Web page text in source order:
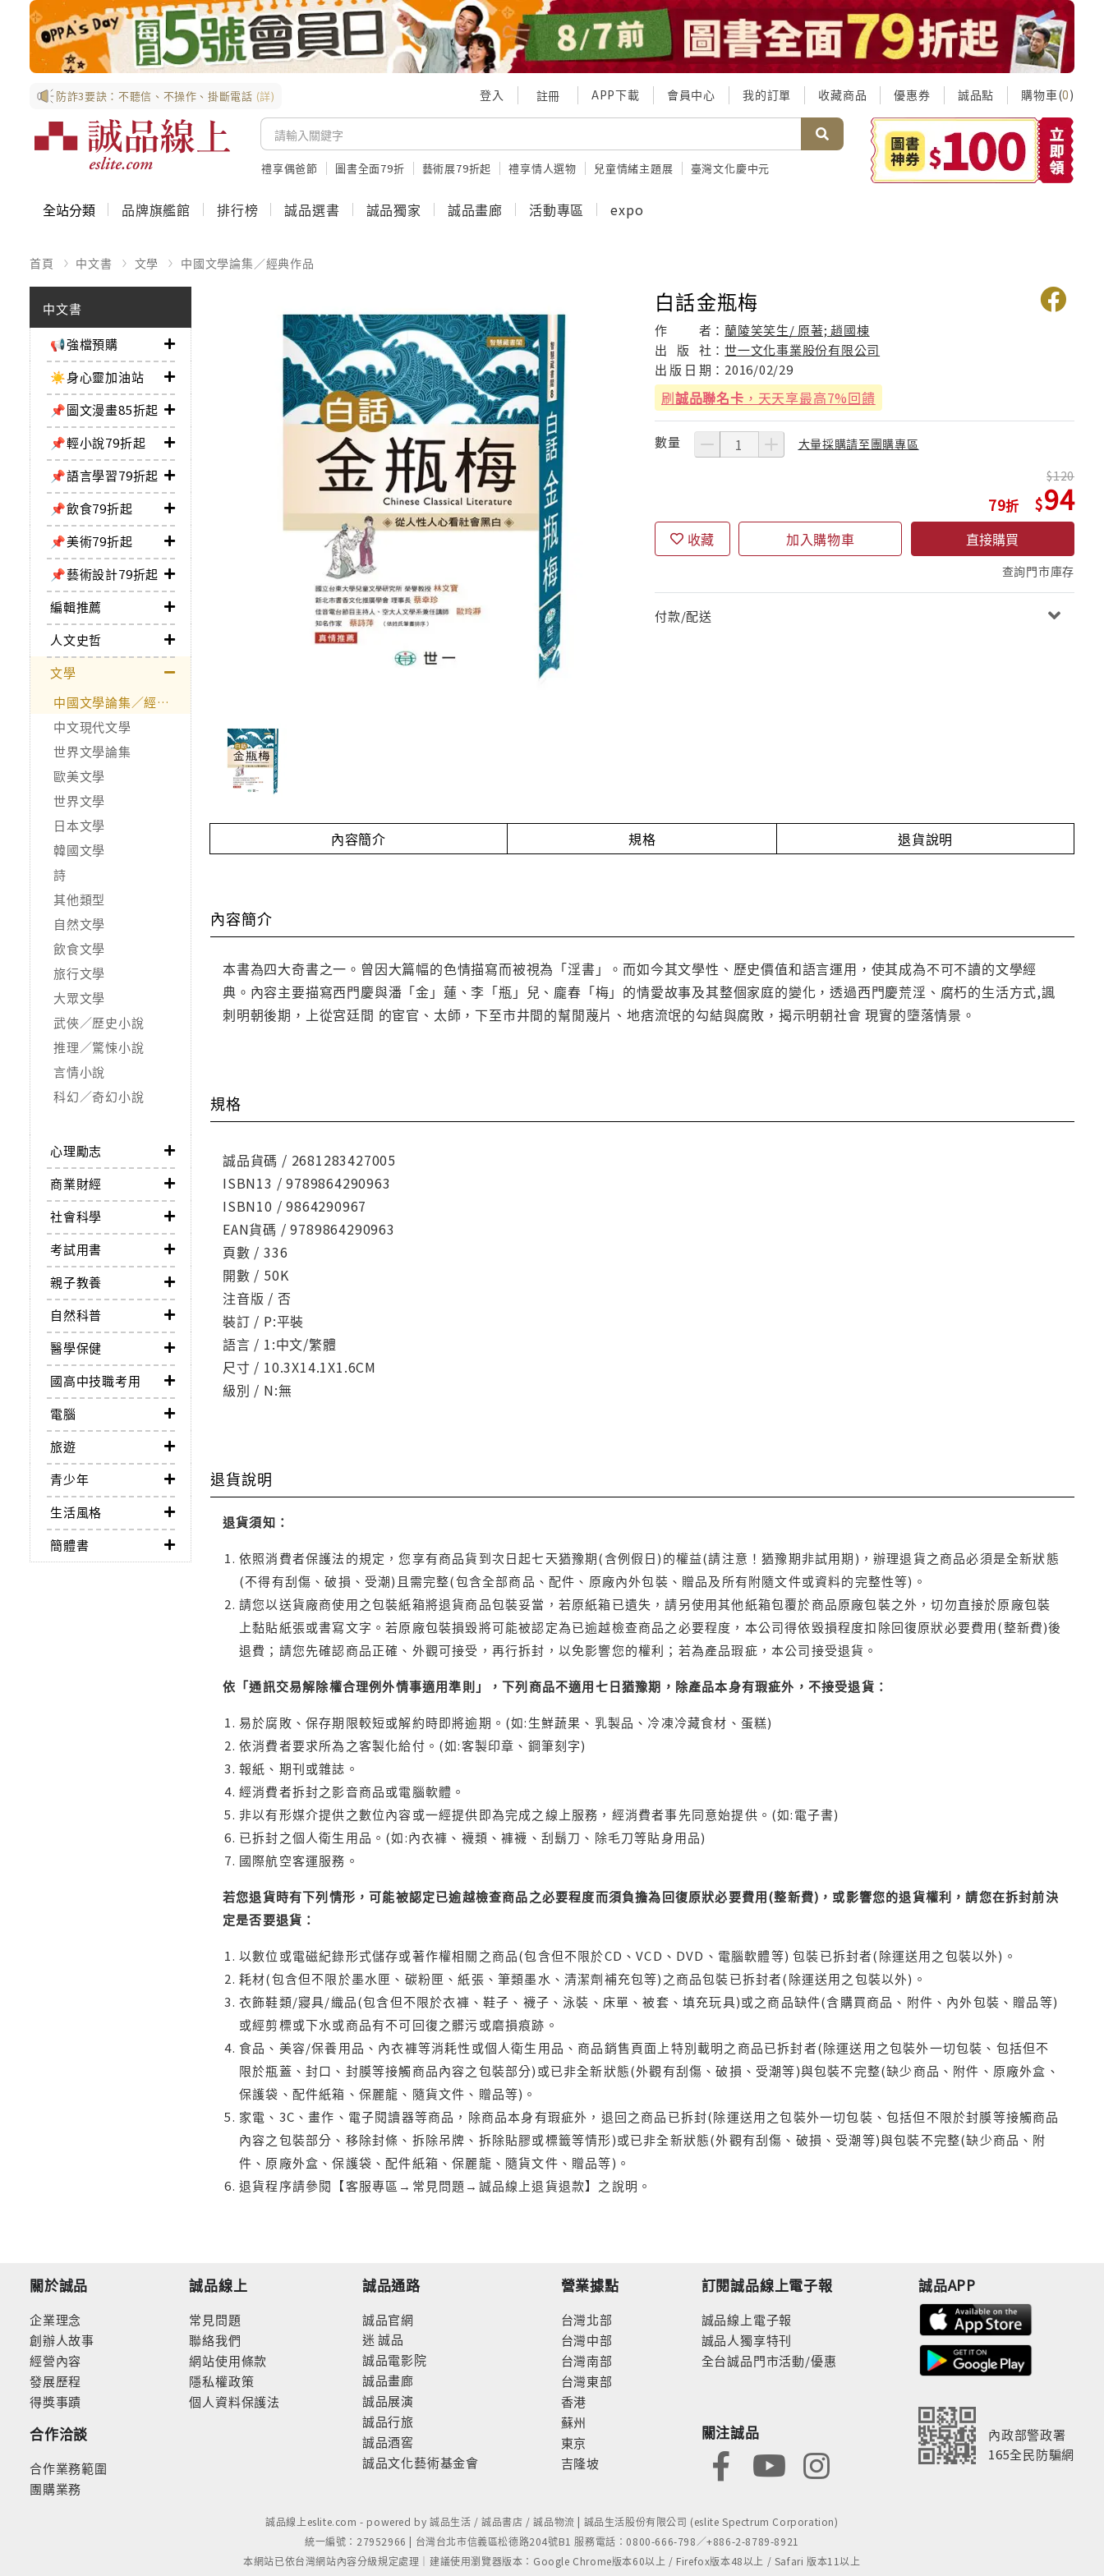
防詐3要訣：不聽信、不操作、掛斷電話 (詳) 登入 註冊 APP下載 會員中心 我的訂單 收藏商品 優惠券 誠品點 購物車(0)
禮享偶爸節 圖書全面79折 藝術展79折起 禮享情人選物 兒童情緒主題展 臺灣文化慶中元
全站分類 品牌旗艦館 排行榜 誠品選書 誠品獨家 誠品畫廊 活動專區 expo
首頁 中文書 文學 中國文學論集／經典作品
中文書
📢強檔預購
☀️身心靈加油站
📌圖文漫畫85折起
📌輕小說79折起
📌語言學習79折起
📌飲食79折起
📌美術79折起
📌藝術設計79折起
編輯推薦
人文史哲
文學
中國文學論集／經典作品
中文現代文學
世界文學論集
歐美文學
世界文學
日本文學
韓國文學
詩
其他類型
自然文學
飲食文學
旅行文學
大眾文學
武俠／歷史小說
推理／驚悚小說
言情小說
科幻／奇幻小說
心理勵志
商業財經
社會科學
考試用書
親子教養
自然科普
醫學保健
國高中技職考用
電腦
旅遊
青少年
生活風格
簡體書
白話金瓶梅
作 者： 蘭陵笑笑生/ 原著; 趙國棟
出
版 社：世一文化事業股份有限公司
出 版 日 期： 2016/02/29
刷誠品聯名卡 ，天天享最高7%回饋
數量 大量採購請至團購專區
79
120
94
收藏 加入購物車 直接購買
查詢門市庫存
付款/配送
內容簡介 規格 退貨說明
內容簡介
本書為四大奇書之一。曾因大篇幅的色情描寫而被視為「淫書」。而如今其文學性、歷史價值和語言運用，使其成為不可不讀的文學經
典。內容主要描寫西門慶與潘「金」蓮、李「瓶」兒、龐春「梅」的情愛故事及其整個家庭的變化，透過西門慶荒淫、腐朽的生活方式,諷
刺明朝後期，上從宮廷間 的宦官、太師，下至市井間的幫閒蔑片、地痞流氓的勾結與腐敗，揭示明朝社會 現實的墮落情景。
規格
誠品貨碼 / 2681283427005
ISBN13 / 9789864290963
ISBN10 / 9864290967
EAN貨碼 / 9789864290963
頁數 / 336
開數 / 50K
注音版 / 否
裝訂 / P:平裝
語言 / 1:中文/繁體
尺寸 / 10.3X14.1X1.6CM
級別 / N:無
退貨說明
退貨須知：
依照消費者保護法的規定，您享有商品貨到次日起七天猶豫期(含例假日)的權益(請注意！猶豫期非試用期)，辦理退貨之商品必須是全新狀態
(不得有刮傷、破損、受潮)且需完整(包含全部商品、配件、原廠內外包裝、贈品及所有附隨文件或資料的完整性等)。
請您以送貨廠商使用之包裝紙箱將退貨商品包裝妥當，若原紙箱已遺失，請另使用其他紙箱包覆於商品原廠包裝之外，切勿直接於原廠包裝
上黏貼紙張或書寫文字。若原廠包裝損毀將可能被認定為已逾越檢查商品之必要程度，本公司得依毀損程度扣除回復原狀必要費用(整新費)後
退費；請您先確認商品正確、外觀可接受，再行拆封，以免影響您的權利；若為產品瑕疵，本公司接受退貨。
依「通訊交易解除權合理例外情事適用準則」，下列商品不適用七日猶豫期，除產品本身有瑕疵外，不接受退貨：
易於腐敗、保存期限較短或解約時即將逾期。(如:生鮮蔬果、乳製品、冷凍冷藏食材、蛋糕)
依消費者要求所為之客製化給付。(如:客製印章、鋼筆刻字)
報紙、期刊或雜誌。
經消費者拆封之影音商品或電腦軟體。
非以有形媒介提供之數位內容或一經提供即為完成之線上服務，經消費者事先同意始提供。(如:電子書)
已拆封之個人衛生用品。(如:內衣褲、襪類、褲襪、刮鬍刀、除毛刀等貼身用品)
國際航空客運服務。
若您退貨時有下列情形，可能被認定已逾越檢查商品之必要程度而須負擔為回復原狀必要費用(整新費)，或影響您的退貨權利，請您在拆封前決
定是否要退貨：
以數位或電磁紀錄形式儲存或著作權相關之商品(包含但不限於CD、VCD、DVD、電腦軟體等) 包裝已拆封者(除運送用之包裝以外)。
耗材(包含但不限於墨水匣、碳粉匣、紙張、筆類墨水、清潔劑補充包等)之商品包裝已拆封者(除運送用之包裝以外)。
衣飾鞋類/寢具/織品(包含但不限於衣褲、鞋子、襪子、泳裝、床單、被套、填充玩具)或之商品缺件(含購買商品、附件、內外包裝、贈品等)
或經剪標或下水或商品有不可回復之髒污或磨損痕跡。
食品、美容/保養用品、內衣褲等消耗性或個人衛生用品、商品銷售頁面上特別載明之商品已拆封者(除運送用之包裝外一切包裝、包括但不
限於瓶蓋、封口、封膜等接觸商品內容之包裝部分)或已非全新狀態(外觀有刮傷、破損、受潮等)與包裝不完整(缺少商品、附件、原廠外盒、
保護袋、配件紙箱、保麗龍、隨貨文件、贈品等)。
家電、3C、畫作、電子閱讀器等商品，除商品本身有瑕疵外，退回之商品已拆封(除運送用之包裝外一切包裝、包括但不限於封膜等接觸商品
內容之包裝部分、移除封條、拆除吊牌、拆除貼膠或標籤等情形)或已非全新狀態(外觀有刮傷、破損、受潮等)與包裝不完整(缺少商品、附
件、原廠外盒、保護袋、配件紙箱、保麗龍、隨貨文件、贈品等)。
退貨程序請參閱【客服專區→常見問題→誠品線上退貨退款】之說明。
關於誠品
企業理念
創辦人故事
經營內容
發展歷程
得獎事蹟
合作洽談
合作業務範圍
團購業務
誠品線上
常見問題
聯絡我們
網站使用條款
隱私權政策
個人資料保護法
誠品通路
誠品官網
迷 誠品
誠品電影院
誠品畫廊
誠品展演
誠品行旅
誠品酒窖
誠品文化藝術基金會
營業據點
台灣北部
台灣中部
台灣南部
台灣東部
香港
蘇州
東京
吉隆坡
訂閱誠品線上電子報
誠品線上電子報
誠品人獨享特刊
全台誠品門市活動/優惠
關注誠品
誠品APP
內政部警政署
165全民防騙網
誠品線上eslite.com - powered by 誠品生活 / 誠品書店 / 誠品物流 | 誠品生活股份有限公司 (eslite Spectrum Corporation)
統一編號：27952966 | 台灣台北市信義區松德路204號B1 服務電話：0800-666-798／+886-2-8789-8921
本網站已依台灣網站內容分級規定處理｜建議使用瀏覽器版本：Google Chrome版本60以上 / Firefox版本48以上 / Safari 版本11以上